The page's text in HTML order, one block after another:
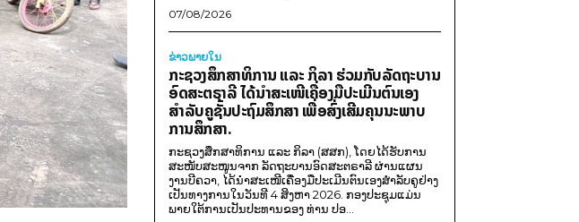
07/08/2026
ຂ່າວພາຍ​ໃນ
ກະຊວງສຶກສາທິການ ແລະ ກິລາ ຮ່ວມກັບລັດຖະບານ
ອົດສະຕຣາລີ ໄດ້ນຳສະເໜີເຄື່ອງມືປະເມີນຕົນເອງ
ສຳລັບຄູຊັ້ນປະຖົມສຶກສາ ເພື່ອສົ່ງເສີມຄຸນນະພາບ
ການສຶກສາ.
ກະຊວງສຶກສາທິການ ແລະ ກິລາ (ສສກ), ໂດຍໄດ້ຮັບການ
ສະໜັບສະໜູນຈາກ ລັດຖະບານອົດສະຕຣາລີ ຜ່ານແຜນ
ງານບີຄວາ, ໄດ້ນຳສະເໜີເຄື່ອງມືປະເມີນຕົນເອງສຳລັບຄູຢ່າງ
ເປັນທາງການໃນວັນທີ 4 ສິງຫາ 2026. ກອງປະຊຸມແມ່ນ
ພາຍໃຕ້ການເປັນປະທານຂອງ ທ່ານ ປອ...